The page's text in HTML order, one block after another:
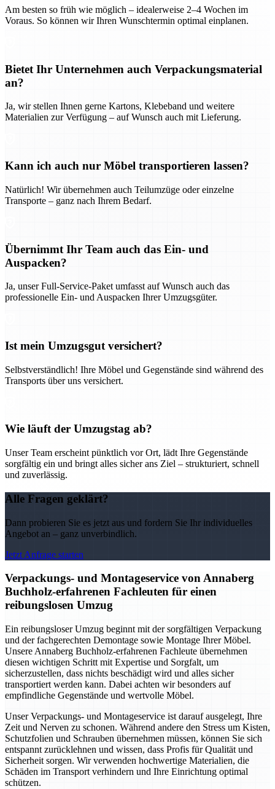
Am besten so früh wie möglich – idealerweise 2–4 Wochen im
Voraus. So können wir Ihren Wunschtermin optimal einplanen.
Bietet Ihr Unternehmen auch Verpackungsmaterial
an?
Ja, wir stellen Ihnen gerne Kartons, Klebeband und weitere
Materialien zur Verfügung – auf Wunsch auch mit Lieferung.
Kann ich auch nur Möbel transportieren lassen?
Natürlich! Wir übernehmen auch Teilumzüge oder einzelne
Transporte – ganz nach Ihrem Bedarf.
Übernimmt Ihr Team auch das Ein- und
Auspacken?
Ja, unser Full-Service-Paket umfasst auf Wunsch auch das
professionelle Ein- und Auspacken Ihrer Umzugsgüter.
Ist mein Umzugsgut versichert?
Selbstverständlich! Ihre Möbel und Gegenstände sind während des
Transports über uns versichert.
Wie läuft der Umzugstag ab?
Unser Team erscheint pünktlich vor Ort, lädt Ihre Gegenstände
sorgfältig ein und bringt alles sicher ans Ziel – strukturiert, schnell
und zuverlässig.
Alle Fragen geklärt?
Dann probieren Sie es jetzt aus und fordern Sie Ihr individuelles
Angebot an – ganz unverbindlich.
Jetzt Anfrage starten
Verpackungs- und Montageservice von Annaberg
Buchholz-erfahrenen Fachleuten für einen
reibungslosen Umzug
Ein reibungsloser Umzug beginnt mit der sorgfältigen Verpackung
und der fachgerechten Demontage sowie Montage Ihrer Möbel.
Unsere Annaberg Buchholz-erfahrenen Fachleute übernehmen
diesen wichtigen Schritt mit Expertise und Sorgfalt, um
sicherzustellen, dass nichts beschädigt wird und alles sicher
transportiert werden kann. Dabei achten wir besonders auf
empfindliche Gegenstände und wertvolle Möbel.
Unser Verpackungs- und Montageservice ist darauf ausgelegt, Ihre
Zeit und Nerven zu schonen. Während andere den Stress um Kisten,
Schutzfolien und Schrauben übernehmen müssen, können Sie sich
entspannt zurücklehnen und wissen, dass Profis für Qualität und
Sicherheit sorgen. Wir verwenden hochwertige Materialien, die
Schäden im Transport verhindern und Ihre Einrichtung optimal
schützen.